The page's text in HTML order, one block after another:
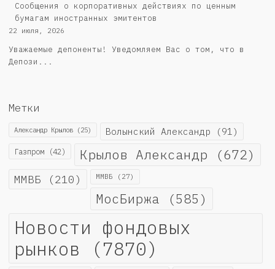
Сообщения о корпоративных действиях по ценным
бумагам иностранных эмитентов
22 июля, 2026
Уважаемые депоненты! Уведомляем Вас о том, что в
Депози...
Метки
Александр Крылов (25) Волынский Александр (91)
Газпром (42) Крылов Александр (672)
ММВБ (210) ММВБ (27)
МосБиржа (585)
Новости фондовых
рынков (7870)